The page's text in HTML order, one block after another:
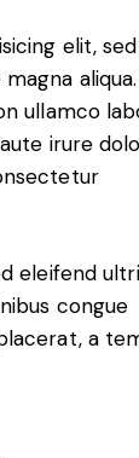
elit,
ullamco
irure
eleifend
congue
a